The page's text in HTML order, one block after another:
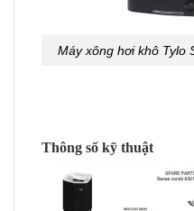
Máy xông hơi khô Tylo
Thông số kỹ thuật